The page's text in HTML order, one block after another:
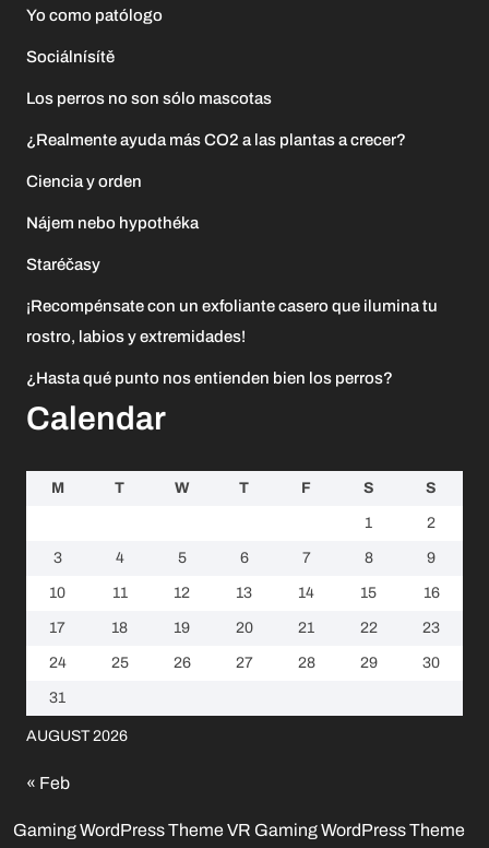
Yo como patólogo
Sociálnísítě
Los perros no son sólo mascotas
¿Realmente ayuda más CO2 a las plantas a crecer?
Ciencia y orden
Nájem nebo hypothéka
Staréčasy
¡Recompénsate con un exfoliante casero que ilumina tu
rostro, labios y extremidades!
¿Hasta qué punto nos entienden bien los perros?
Calendar
AUGUST 2026
M T W T F S S
1 2
3 4 5 6 7 8 9
10 11 12 13 14 15 16
17 18 19 20 21 22 23
24 25 26 27 28 29 30
31
« Feb
Gaming WordPress ThemeVR Gaming WordPress Theme